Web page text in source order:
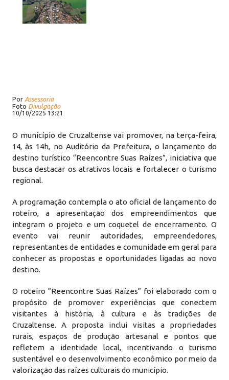
Por Assessoria
Foto Divulgação
10/10/2025 13:21
O município de Cruzaltense vai promover, na terça-feira,
14, às 14h, no Auditório da Prefeitura, o lançamento do
destino turístico “Reencontre Suas Raízes”, iniciativa que
busca destacar os atrativos locais e fortalecer o turismo
regional.
A programação contempla o ato oficial de lançamento do
roteiro, a apresentação dos empreendimentos que
integram o projeto e um coquetel de encerramento. O
evento vai reunir autoridades, empreendedores,
representantes de entidades e comunidade em geral para
conhecer as propostas e oportunidades ligadas ao novo
destino.
O roteiro “Reencontre Suas Raízes” foi elaborado com o
propósito de promover experiências que conectem
visitantes à história, à cultura e às tradições de
Cruzaltense. A proposta inclui visitas a propriedades
rurais, espaços de produção artesanal e pontos que
refletem a identidade local, incentivando o turismo
sustentável e o desenvolvimento econômico por meio da
valorização das raízes culturais do município.